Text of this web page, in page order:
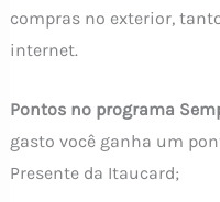
compras no exterior,
internet.
Pontos no programa
gasto você ganha um
Presente da Itaucard;